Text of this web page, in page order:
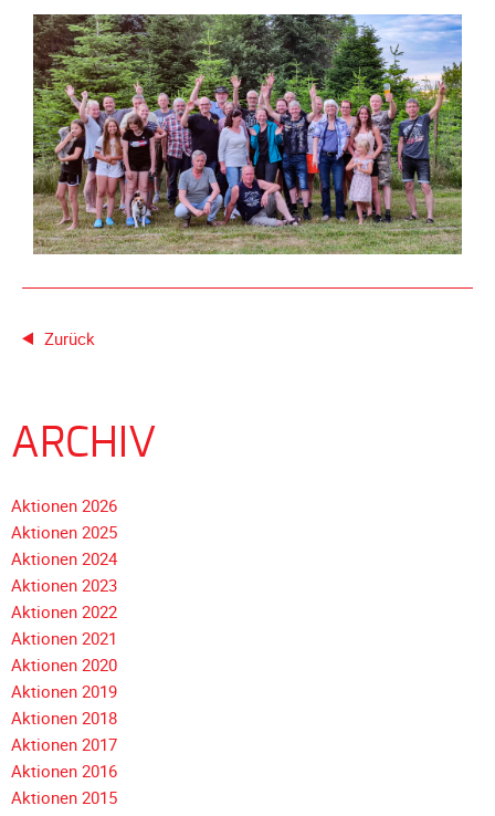
Technik
Unterfahrschutz
-
Kompatibilität
Unterfahrschutz
-
mit
in
Absenkung
Streckensicherung
Galerien
2026
Galerie
2025
Galerie
2024
Galerie
2023
Galerie
2022
Galerie
2021
Zurück
ARCHIV
Aktionen 2026
Aktionen 2025
Aktionen 2024
Aktionen 2023
Aktionen 2022
Aktionen 2021
Aktionen 2020
Aktionen 2019
Aktionen 2018
Navigation
überspringen
Aktionen 2017
Aktionen 2016
Aktionen 2015